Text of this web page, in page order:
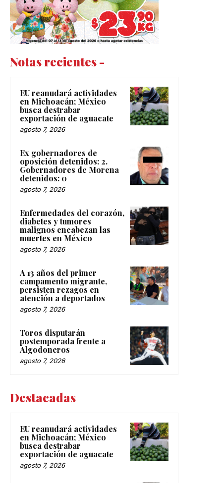
Notas recientes -
EU reanudará actividades
en Michoacán; México
busca destrabar
exportación de aguacate
agosto 7, 2026
Ex gobernadores de
oposición detenidos: 2.
Gobernadores de Morena
detenidos: 0
agosto 7, 2026
Enfermedades del corazón,
diabetes y tumores
malignos encabezan las
muertes en México
agosto 7, 2026
A 13 años del primer
campamento migrante,
persisten rezagos en
atención a deportados
agosto 7, 2026
Toros disputarán
postemporada frente a
Algodoneros
agosto 7, 2026
Destacadas
EU reanudará actividades
en Michoacán; México
busca destrabar
exportación de aguacate
agosto 7, 2026